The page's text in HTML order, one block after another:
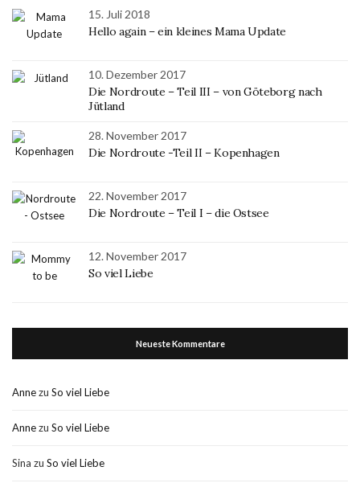
15. Juli 2018
Hello again – ein kleines Mama Update
10. Dezember 2017
Die Nordroute – Teil III – von Göteborg nach
Jütland
28. November 2017
Die Nordroute -Teil II – Kopenhagen
22. November 2017
Die Nordroute – Teil I – die Ostsee
12. November 2017
So viel Liebe
Neueste Kommentare
Annezu So viel Liebe
Annezu So viel Liebe
Sina zu So viel Liebe